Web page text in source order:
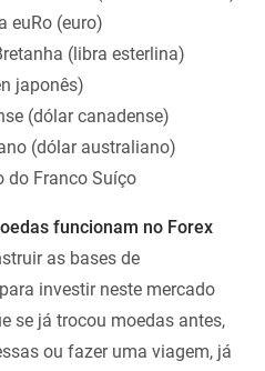
euRo (euro)
(libra esterlina)
japonês)
(dólar canadense)
(dólar australiano)
do Franco Suíço
funcionam no Forex
as bases de
investir neste mercado
se já trocou moedas antes,
ou fazer uma viagem, já